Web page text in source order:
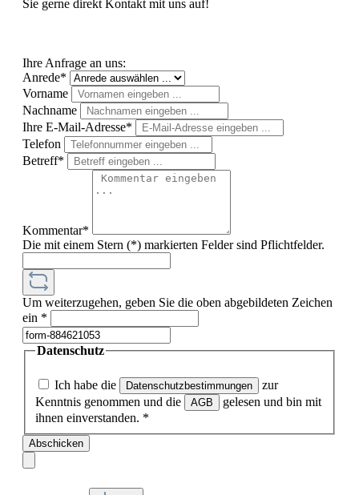
Sie gerne direkt Kontakt mit uns auf!
Ihre Anfrage an uns:
Anrede*
Vorname
Nachname
Ihre E-Mail-Adresse*
Telefon
Betreff*
Kommentar*
Die mit einem Stern (*) markierten Felder sind Pflichtfelder.
Um weiterzugehen, geben Sie die oben abgebildeten Zeichen
ein *
Datenschutz
Ich habe die Datenschutzbestimmungen
zur
Kenntnis genommen und die
AGB
gelesen und bin mit
ihnen einverstanden. *
Abschicken